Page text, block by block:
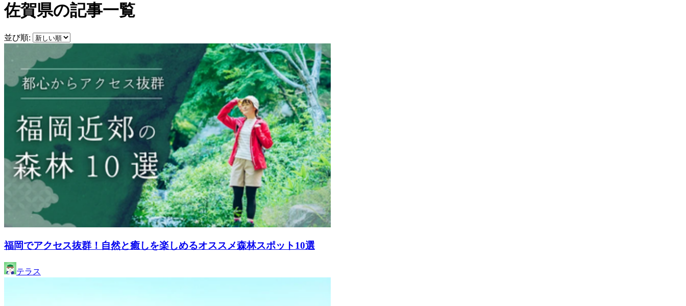
佐賀県の記事一覧
並び順:
福岡でアクセス抜群！自然と癒しを楽しめるオススメ森林スポット10選
テラス